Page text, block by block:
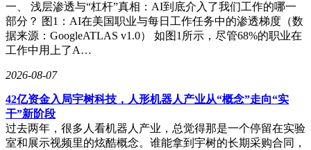
一、 浅层渗透与“杠杆”真相：AI到底介入了我们工作的哪一
部分？ 图1：AI在美国职业与每日工作任务中的渗透梯度（数
据来源：GoogleATLAS v1.0） 如图1所示，尽管68%的职业在
工作中用上了A…
2026-08-07
42亿资金入局宇树科技，人形机器人产业从“概念”走向“实
干”新阶段
过去两年，很多人看机器人产业，总觉得那是一个停留在实验
室和展示视频里的炫酷概念。谁能拿到宇树的长期采购合同，